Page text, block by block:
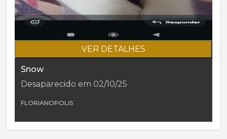
VER DETALHES
Snow
Desaparecido em 02/10/25
FLORIANOPOLIS